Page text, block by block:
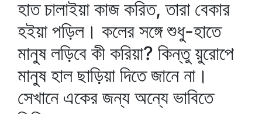
হাত চালাইয়া কাজ করিত, তারা বেকার
হইয়া পড়িল। কলের সঙ্গে শুধু-হাতে
মানুষ লড়িবে কী করিয়া? কিন্তু য়ুরোপে
মানুষ হাল ছাড়িয়া দিতে জানে না।
সেখানে একের জন্য অন্যে ভাবিতে